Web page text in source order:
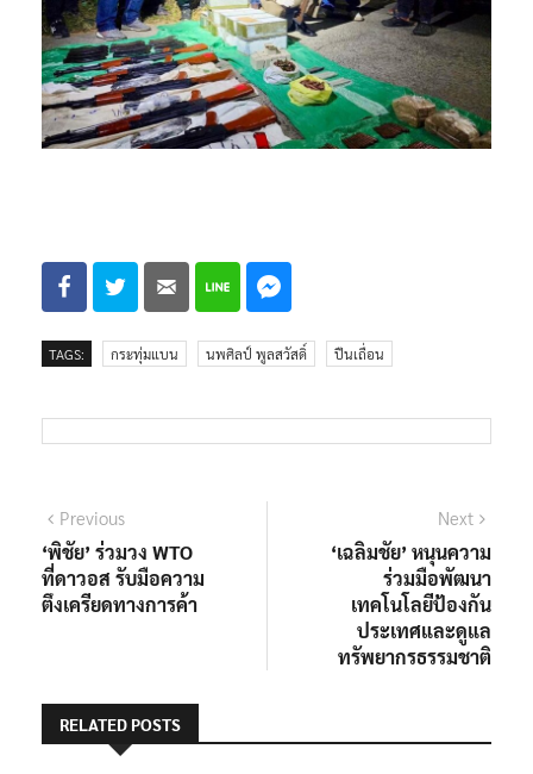
TAGS: กระทุ่มแบน นพศิลป์ พูลสวัสดิ์ ปืนเถื่อน
แนะแนว
เรื่อง
PreviousPrevious
post:
‘พิชัย’ ร่วมวง WTO
ที่ดาวอส รับมือความ
ตึงเครียดทางการค้า
Next
‘เฉลิมชัย’ หนุนความ
ร่วมมือพัฒนา
เทคโนโลยีป้องกัน
ประเทศและดูแล
ทรัพยากรธรรมชาติ
RELATED POSTS